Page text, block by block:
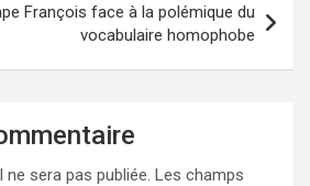
François face à la polémique du
vocabulaire homophobe
sera pas publiée. Les champs